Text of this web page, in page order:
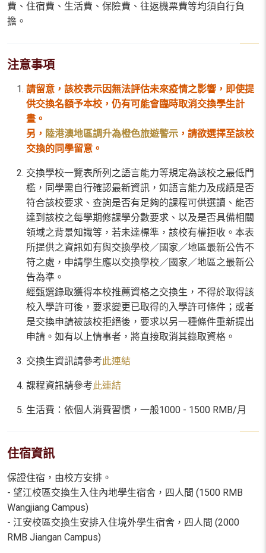
費、住宿費、生活費、保險費、往返機票費等均須自行負
擔。
注意事項
請留意，該校表示因無法評估未來疫情之影響，即使提
供交換名額予本校，仍有可能會臨時取消交換學生計
畫。
另， 陸港澳地區調升為橙色旅遊警示 ，請欲選擇至該校
交換的同學留意。
交換學校一覽表所列之語言能力等規定為該校之最低門
檻，同學需自行確認最新資訊，如語言能力及成績是否
符合該校要求、查詢是否有足夠的課程可供選讀、能否
達到該校之每學期修課學分數要求、以及是否具備相關
領域之背景知識等，若未達標準，該校有權拒收。本表
所提供之資訊如有與交換學校／國家／地區最新公告不
符之處，申請學生應以交換學校／國家／地區之最新公
告為準。
經甄選錄取獲得本校推薦資格之交換生，不得於取得該
校入學許可後，要求變更已取得的入學許可條件；或者
是交換申請被該校拒絕後，要求以另一種條件重新提出
申請。如有以上情事者，將直接取消其錄取資格。
交換生資訊請參考此連結
課程資訊請參考此連結
生活費：依個人消費習慣，一般1000 - 1500 RMB/月
住宿資訊
保證住宿，由校方安排。
- 望江校區交換生入住內地學生宿舍，四人間 (1500 RMB
Wangjiang Campus)
- 江安校區交換生安排入住境外學生宿舍，四人間 (2000
RMB Jiangan Campus)